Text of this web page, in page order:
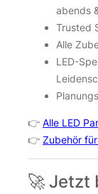
abends
Trusted
Alle
LED-
👉 Alle LED
👉 Zubehör
🚀 Jetzt